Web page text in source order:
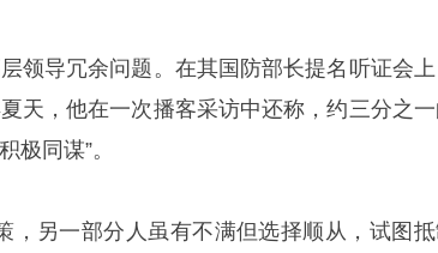
领导冗余问题。在其国防部长提名听证会上
天，他在一次播客采访中还称，约三分之
极同谋”。
，另一部分人虽有不满但选择顺从，试图抵